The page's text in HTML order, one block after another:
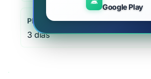
Plazo de seguridad
3 días
Google Play